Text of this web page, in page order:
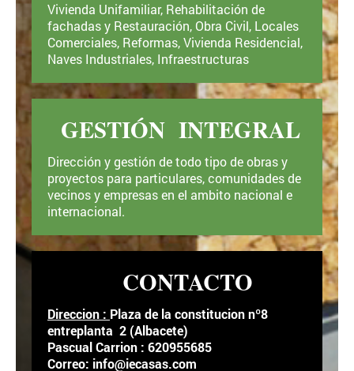
Vivienda Unifamiliar, Rehabilitación de
fachadas y Restauración, Obra Civil, Locales
Comerciales, Reformas, Vivienda Residencial,
Naves Industriales, Infraestructuras
GESTIÓN INTEGRAL
Dirección y gestión de todo tipo de obras y
proyectos para particulares, comunidades de
vecinos y empresas en el ambito nacional e
internacional.
CONTACTO
Direccion : Plaza de la constitucion nº8
entreplanta 2 (Albacete)
Pascual Carrion : 620955685
Correo: info@iecasas.com